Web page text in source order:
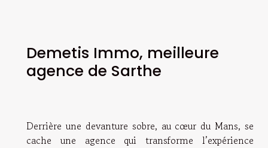
Demetis Immo, meilleure
agence de Sarthe
Derrière une devanture sobre, au cœur du Mans, se
cache une agence qui transforme l’expérience